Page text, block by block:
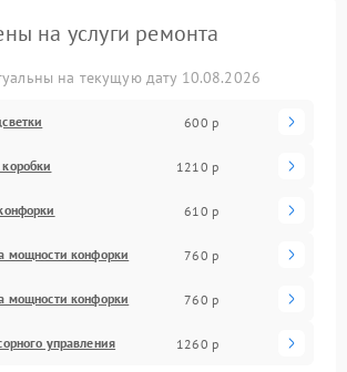
на услуги ремонта
на текущую дату 10.08.2026
600 р
1210 р
610 р
мощности конфорки 760 р
мощности конфорки 760 р
управления 1260 р